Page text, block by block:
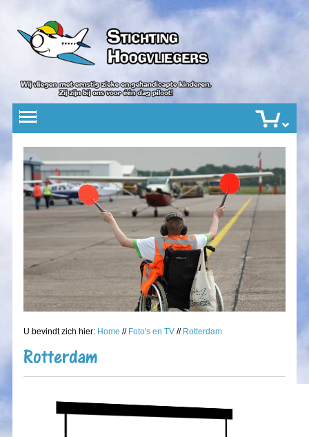
U bevindt zich hier: Home // Foto's en TV // Rotterdam
Rotterdam